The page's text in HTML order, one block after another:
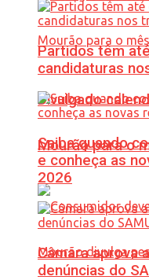
Divulgado
Mourão para o
Partidos têm
candidaturas
Saiba quando
e conheça as
2026
Câmara aprova
denúncias do